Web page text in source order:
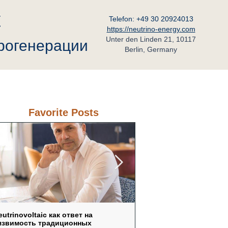
Telefon: +49 30 20924013
https://neutrino-energy.com
Unter den Linden 21, 10117
Berlin, Germany
Favorite Posts
как ответ на
традиционных